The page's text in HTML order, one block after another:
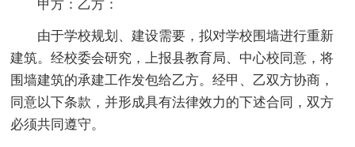
甲方：乙方：
由于学校规划、建设需要，拟对学校围墙进行重新
建筑。经校委会研究，上报县教育局、中心校同意，将
围墙建筑的承建工作发包给乙方。经甲、乙双方协商，
同意以下条款，并形成具有法律效力的下述合同，双方
必须共同遵守。